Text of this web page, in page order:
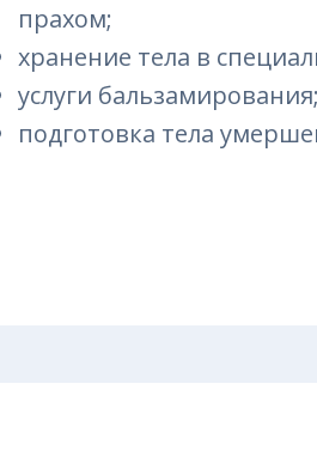
прахом;
хранение тела в
услуги бальзамирования;
подготовка тела